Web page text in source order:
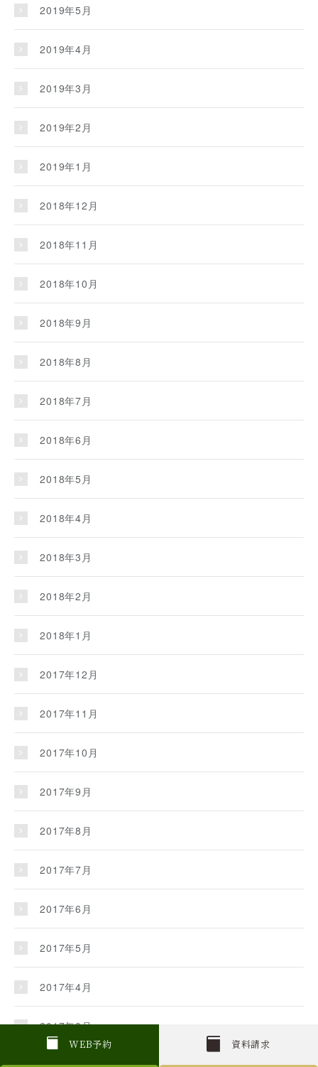
W EB予約 資料請求
2019年5月
2019年4月
2019年3月
2019年2月
2019年1月
2018年12月
2018年11月
2018年10月
2018年9月
2018年8月
2018年7月
2018年6月
2018年5月
2018年4月
2018年3月
2018年2月
2018年1月
2017年12月
2017年11月
2017年10月
2017年9月
2017年8月
2017年7月
2017年6月
2017年5月
2017年4月
2017年3月